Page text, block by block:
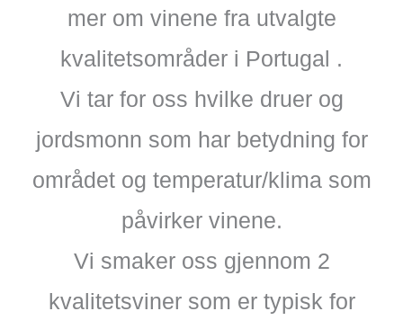
mer om vinene fra utvalgte
kvalitetsområder i Portugal .
Vi tar for oss hvilke druer og
jordsmonn som har betydning for
området og temperatur/klima som
påvirker vinene.
Vi smaker oss gjennom 2
kvalitetsviner som er typisk for